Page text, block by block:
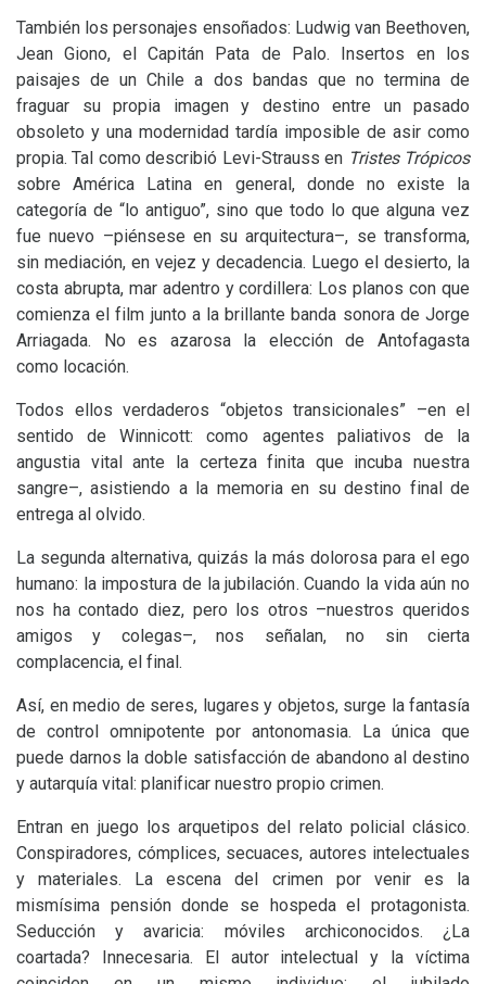
También los personajes ensoñados: Ludwig van Beethoven,
Jean Giono, el Capitán Pata de Palo. Insertos en los
paisajes de un Chile a dos bandas que no termina de
fraguar su propia imagen y destino entre un pasado
obsoleto y una modernidad tardía imposible de asir como
propia. Tal como describió Levi-Strauss en Tristes Trópicos
sobre América Latina en general, donde no existe la
categoría de “lo antiguo”, sino que todo lo que alguna vez
fue nuevo –piénsese en su arquitectura–, se transforma,
sin mediación, en vejez y decadencia. Luego el desierto, la
costa abrupta, mar adentro y cordillera: Los planos con que
comienza el film junto a la brillante banda sonora de Jorge
Arriagada. No es azarosa la elección de Antofagasta
como locación.
Todos ellos verdaderos “objetos transicionales” –en el
sentido de Winnicott: como agentes paliativos de la
angustia vital ante la certeza finita que incuba nuestra
sangre–, asistiendo a la memoria en su destino final de
entrega al olvido.
La segunda alternativa, quizás la más dolorosa para el ego
humano: la impostura de la jubilación. Cuando la vida aún no
nos ha contado diez, pero los otros –nuestros queridos
amigos y colegas–, nos señalan, no sin cierta
complacencia, el final.
Así, en medio de seres, lugares y objetos, surge la fantasía
de control omnipotente por antonomasia. La única que
puede darnos la doble satisfacción de abandono al destino
y autarquía vital: planificar nuestro propio crimen.
Entran en juego los arquetipos del relato policial clásico.
Conspiradores, cómplices, secuaces, autores intelectuales
y materiales. La escena del crimen por venir es la
mismísima pensión donde se hospeda el protagonista.
Seducción y avaricia: móviles archiconocidos. ¿La
coartada? Innecesaria. El autor intelectual y la víctima